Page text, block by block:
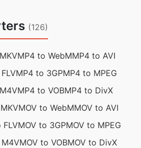
(126)
MP4 to WebMMP4 to AVI
MP4 to 3GPMP4 to MPEG
MP4 to VOBMP4 to DivX
MOV to WebMMOV to AVI
FLVMOV to 3GPMOV to MPEG
MOV to VOBMOV to DivX